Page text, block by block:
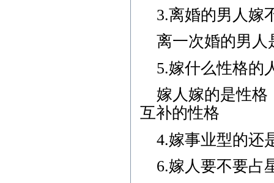
3.离婚的男人嫁
离一次婚的男人
5.嫁什么性格的
嫁人嫁的是性格
互补的性格
4.嫁事业型的还
6.嫁人要不要占